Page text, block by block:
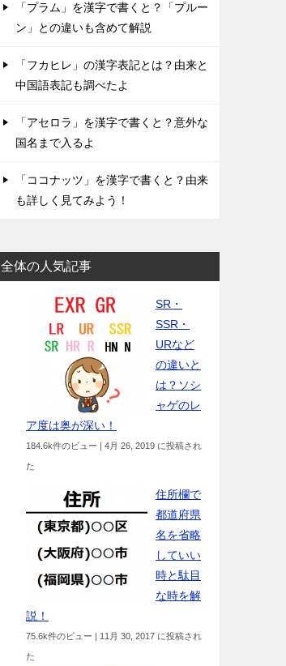
「プラム」を漢字で書くと？「プルー
ン」との違いも含めて解説
「フカヒレ」の漢字表記とは？由来と
中国語表記も調べたよ
「アセロラ」を漢字で書くと？意外な
国名まで入るよ
「ココナッツ」を漢字で書くと？由来
も詳しく見てみよう！
全体の人気記事
SR・
SSR・
URなど
の違いと
は？ソシ
ャゲのレ
ア度は奥が深い！
184.6k件のビュー | 4月 26, 2019 に投稿され
た
住所欄で
都道府県
名を省略
していい
時と駄目
な時を解
説！
75.6k件のビュー | 11月 30, 2017 に投稿され
た